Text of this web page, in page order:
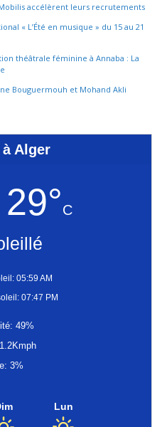
accélèrent leurs recrutements
« L’Été en musique » du 15 au 21
théâtrale féminine à Annaba : La
Bouguermouh et Mohand Akli
Alger
29°C
05:59 AM
07:47 PM
49%
3%
Lun